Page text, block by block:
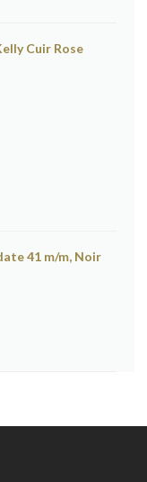
Cuir Rose
41 m/m, Noir